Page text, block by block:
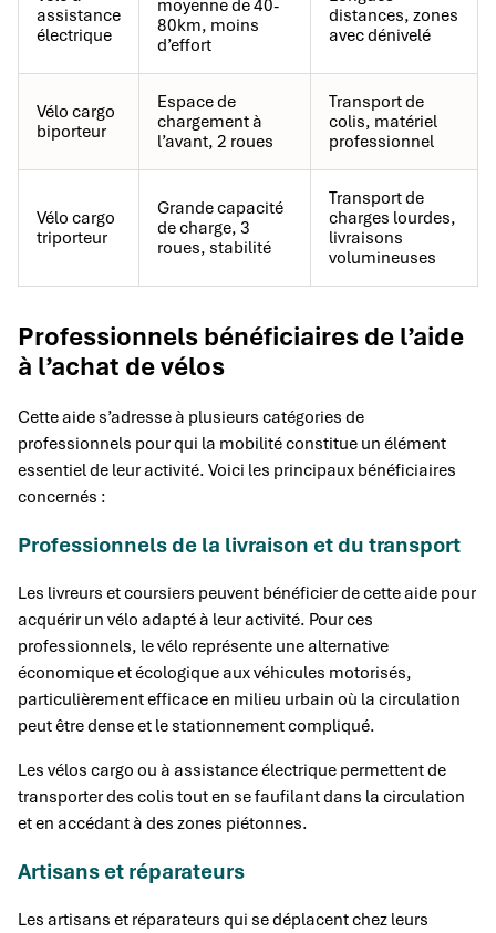
assistance
électrique
moyenne de 40-
80km, moins
d’effort
distances, zones
avec dénivelé
Vélo cargo
biporteur
Espace de
chargement à
l’avant, 2 roues
Transport de
colis, matériel
professionnel
Vélo cargo
triporteur
Grande capacité
de charge, 3
roues, stabilité
Transport de
charges lourdes,
livraisons
volumineuses
Professionnels bénéficiaires de l’aide
à l’achat de vélos
Cette aide s’adresse à plusieurs catégories de
professionnels pour qui la mobilité constitue un élément
essentiel de leur activité. Voici les principaux bénéficiaires
concernés :
Professionnels de la livraison et du transport
Les livreurs et coursiers peuvent bénéficier de cette aide pour
acquérir un vélo adapté à leur activité. Pour ces
professionnels, le vélo représente une alternative
économique et écologique aux véhicules motorisés,
particulièrement efficace en milieu urbain où la circulation
peut être dense et le stationnement compliqué.
Les vélos cargo ou à assistance électrique permettent de
transporter des colis tout en se faufilant dans la circulation
et en accédant à des zones piétonnes.
Artisans et réparateurs
Les artisans et réparateurs qui se déplacent chez leurs